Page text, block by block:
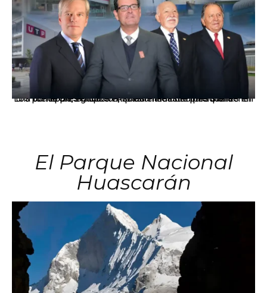
Los principales grupos empresariales del país mantienen una fuerte presencia en Áncash mediante inversiones en comercio, educación, salud e industria pesquera.
El Parque Nacional
Huascarán